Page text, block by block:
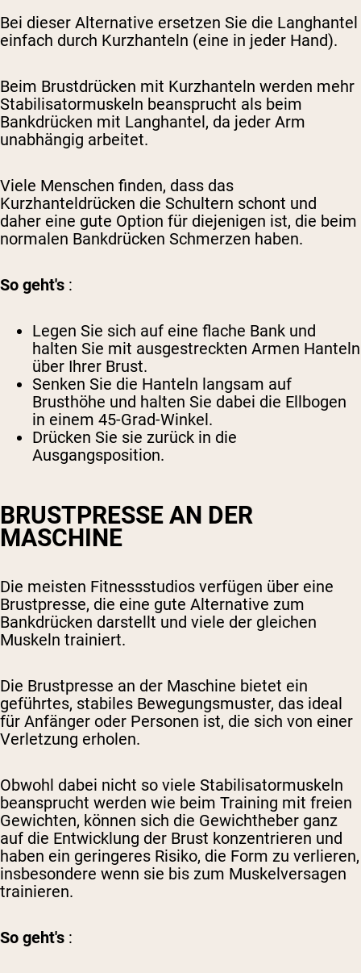
Bei dieser Alternative ersetzen Sie die Langhantel
einfach durch Kurzhanteln (eine in jeder Hand).
Beim Brustdrücken mit Kurzhanteln werden mehr
Stabilisatormuskeln beansprucht als beim
Bankdrücken mit Langhantel, da jeder Arm
unabhängig arbeitet.
Viele Menschen finden, dass das
Kurzhanteldrücken die Schultern schont und
daher eine gute Option für diejenigen ist, die beim
normalen Bankdrücken Schmerzen haben.
So geht's :
Legen Sie sich auf eine flache Bank und
halten Sie mit ausgestreckten Armen Hanteln
über Ihrer Brust.
Senken Sie die Hanteln langsam auf
Brusthöhe und halten Sie dabei die Ellbogen
in einem 45-Grad-Winkel.
Drücken Sie sie zurück in die
Ausgangsposition.
BRUSTPRESSE AN DER
MASCHINE
Die meisten Fitnessstudios verfügen über eine
Brustpresse, die eine gute Alternative zum
Bankdrücken darstellt und viele der gleichen
Muskeln trainiert.
Die Brustpresse an der Maschine bietet ein
geführtes, stabiles Bewegungsmuster, das ideal
für Anfänger oder Personen ist, die sich von einer
Verletzung erholen.
Obwohl dabei nicht so viele Stabilisatormuskeln
beansprucht werden wie beim Training mit freien
Gewichten, können sich die Gewichtheber ganz
auf die Entwicklung der Brust konzentrieren und
haben ein geringeres Risiko, die Form zu verlieren,
insbesondere wenn sie bis zum Muskelversagen
trainieren.
So geht's :